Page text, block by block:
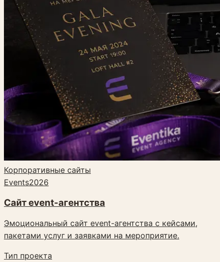
Корпоративные сайты
Events2026
Сайт event-агентства
Эмоциональный сайт event-агентства с кейсами,
пакетами услуг и заявками на мероприятие.
Тип проекта